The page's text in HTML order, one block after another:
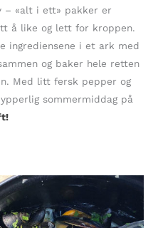
– «alt i ett» pakker er
å like og lett for kroppen.
ingrediensene i et ark med
og baker hele retten
Med litt fersk pepper og
sommermiddag på